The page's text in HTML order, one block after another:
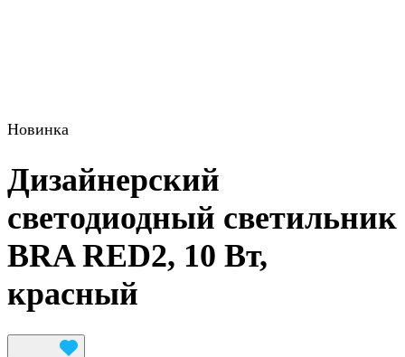
Новинка
Дизайнерский
светодиодный светильник
BRA RED2, 10 Вт,
красный